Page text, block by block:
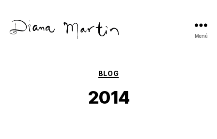
Menú
Categorías
BLOG
2014